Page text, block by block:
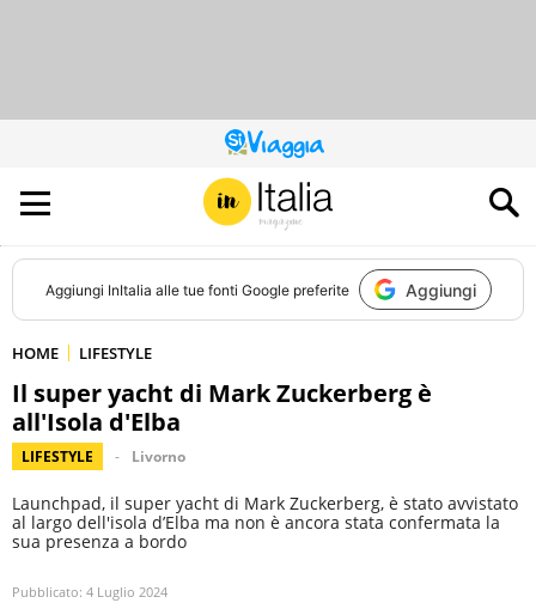
QUESTO
SITO
CONTRIBUISCE
ALL’AUDIENCE
DI
Aggiungi InItalia alle tue fonti Google preferite Aggiungi
HOME LIFESTYLE
Il super yacht di Mark Zuckerberg è
all'Isola d'Elba
LIFESTYLE Livorno
Launchpad, il super yacht di Mark Zuckerberg, è stato avvistato
al largo dell'isola d’Elba ma non è ancora stata confermata la
sua presenza a bordo
Pubblicato: 4 Luglio 2024